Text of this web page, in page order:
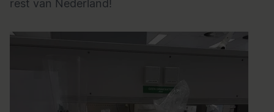
rest van Nederland!